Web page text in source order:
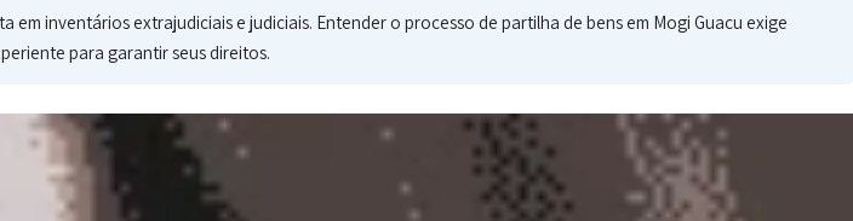
inventários extrajudiciais e judiciais. Entender o processo de partilha de bens em Mogi Guacu exige
para garantir seus direitos.